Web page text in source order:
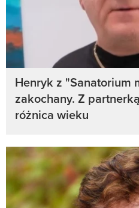
Henryk z "Sanatorium
zakochany. Z
różnica wieku